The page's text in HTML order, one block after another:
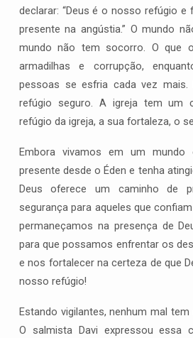
declarar: “Deus é o nosso refúgio
presente na angústia.” O mundo
mundo não tem socorro. O que
armadilhas e corrupção,
pessoas se esfria cada vez
refúgio seguro. A igreja tem um
refúgio da igreja, a sua fortaleza, o
Embora vivamos em um
presente desde o Éden e tenha
Deus oferece um caminho de
segurança para aqueles que
permaneçamos na presença de
para que possamos enfrentar os
e nos fortalecer na certeza de que
nosso refúgio!
Estando vigilantes, nenhum mal
O salmista Davi expressou essa